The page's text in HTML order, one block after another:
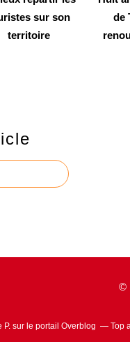
sur son
territoire
de
©
P. sur le portail Overblog Top